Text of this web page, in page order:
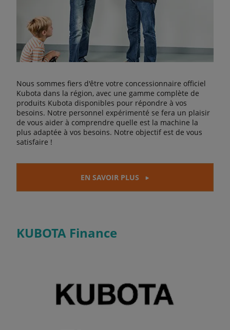
Nous sommes fiers d'être votre concessionnaire officiel
Kubota dans la région, avec une gamme complète de
produits Kubota disponibles pour répondre à vos
besoins. Notre personnel expérimenté se fera un plaisir
de vous aider à comprendre quelle est la machine la
plus adaptée à vos besoins. Notre objectif est de vous
satisfaire !
EN SAVOIR PLUS
KUBOTA Finance